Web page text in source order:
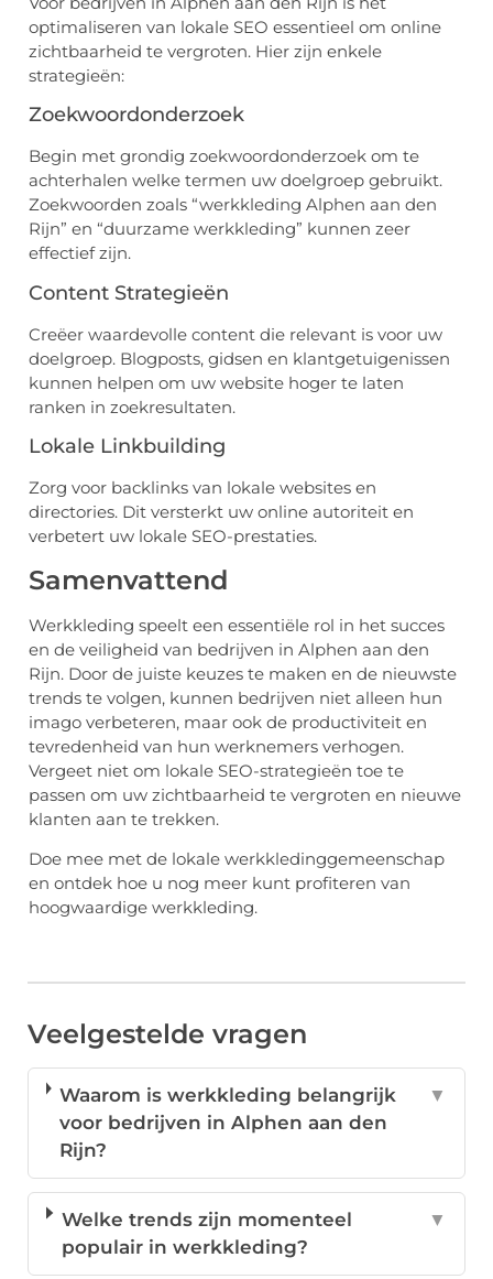
optimaliseren van lokale SEO essentieel om online
zichtbaarheid te vergroten. Hier zijn enkele
strategieën:
Zoekwoordonderzoek
Begin met grondig zoekwoordonderzoek om te
achterhalen welke termen uw doelgroep gebruikt.
Zoekwoorden zoals “werkkleding Alphen aan den
Rijn” en “duurzame werkkleding” kunnen zeer
effectief zijn.
Content Strategieën
Creëer waardevolle content die relevant is voor uw
doelgroep. Blogposts, gidsen en klantgetuigenissen
kunnen helpen om uw website hoger te laten
ranken in zoekresultaten.
Lokale Linkbuilding
Zorg voor backlinks van lokale websites en
directories. Dit versterkt uw online autoriteit en
verbetert uw lokale SEO-prestaties.
Samenvattend
Werkkleding speelt een essentiële rol in het succes
en de veiligheid van bedrijven in Alphen aan den
Rijn. Door de juiste keuzes te maken en de nieuwste
trends te volgen, kunnen bedrijven niet alleen hun
imago verbeteren, maar ook de productiviteit en
tevredenheid van hun werknemers verhogen.
Vergeet niet om lokale SEO-strategieën toe te
passen om uw zichtbaarheid te vergroten en nieuwe
klanten aan te trekken.
Doe mee met de lokale werkkledinggemeenschap
en ontdek hoe u nog meer kunt profiteren van
hoogwaardige werkkleding.
Veelgestelde vragen
Waarom is werkkleding belangrijk
voor bedrijven in Alphen aan den
Rijn?
▼
Welke trends zijn momenteel
populair in werkkleding?
▼